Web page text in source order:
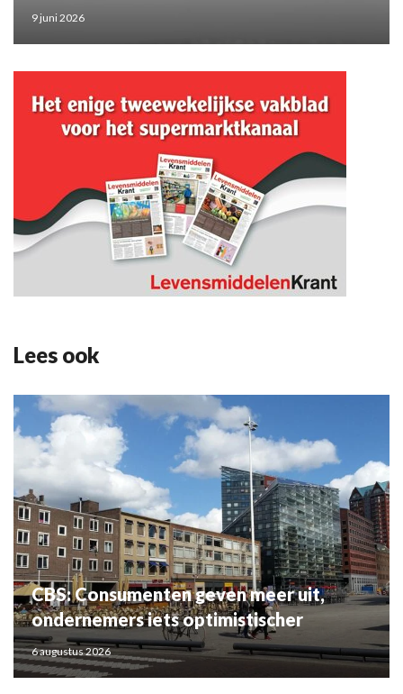
9 juni 2026
Lees ook
CBS: Consumenten geven meer uit,
ondernemers iets optimistischer
6 augustus 2026